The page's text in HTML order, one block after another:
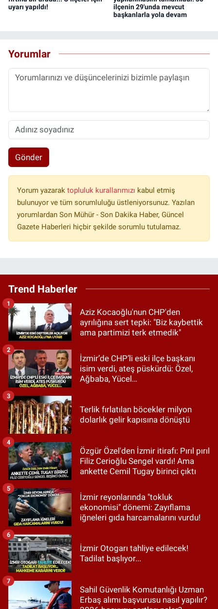
uyarı yapıldı!
ilçenin 29'unda mevcut
başkanlarla yola devam
Yorumlar
Gönder
Yorum yazarak topluluk kurallarımızı kabul etmiş
bulunuyor ve tüm sorumluluğu üstleniyorsunuz. Yazılan
yorumlardan Son Mühür - Son Dakika Haber, Güncel
Gazete Haberleri hiçbir şekilde sorumlu tutulamaz.
Trend Haberler
Aziz Kocaoğlu'nun CHP'den
ayrılığına sert tepki: "Biz kaybettik
ama partimizi terk etmedik"
1
İzmir’de CHP’li eski ilçe başkanı
isim verdi, ateş püskürdü: Özel,
Ağbaba, Yücel…
2
Terlik fırlatılan böcekler milyon
dolarlık gelir kapısına dönüştü
3
Özgür Özel'den İzmir itirafı: Pırıl pırıl
Filiz Cerioğlu Sengel vardı! Ama
ankette Cemil Tugay birinci çıktı
4
İzmir reyonlarında "tokluk
ekonomisi" dönemi: Zayıflama
iğneleri gıda harcamalarını vurdu!
5
İzmir Otogarı tahliye edilecek!
Tadilat başlıyor...
6
Sahil Güvenlik Komutanlığı Uzman
Erbaş alımı başvurusu nasıl yapılır?
7